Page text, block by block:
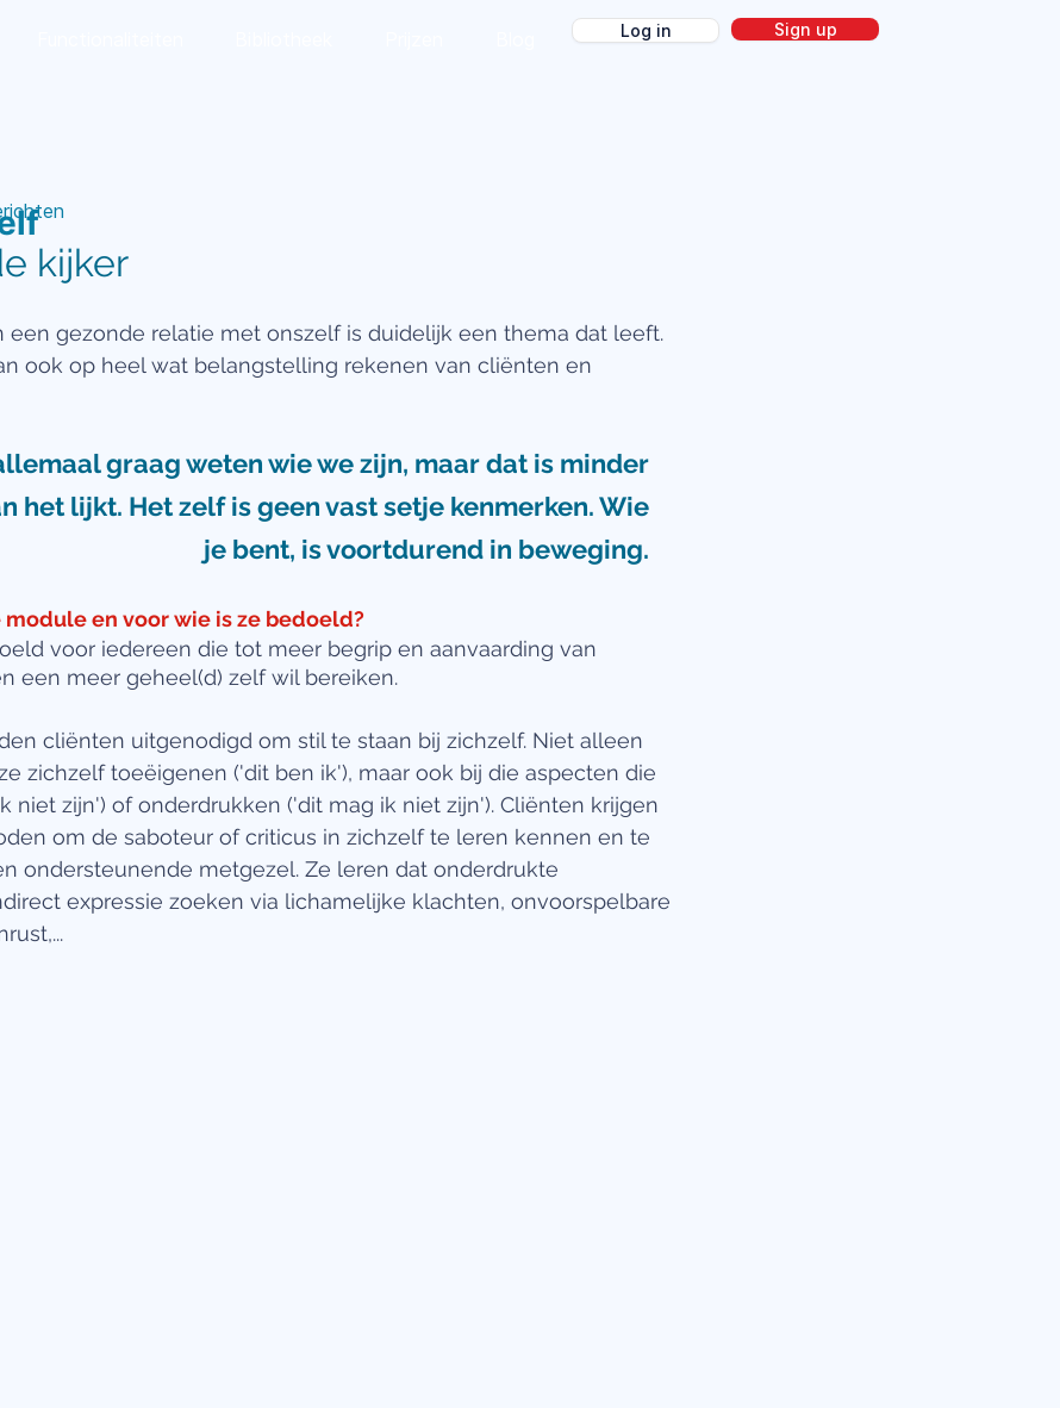
Log in Sign up
kijker
een gezonde relatie met onszelf is duidelijk een thema dat leeft.
ook op heel wat belangstelling rekenen van cliënten en
graag weten wie we zijn, maar dat is minder
het lijkt. Het zelf is geen vast setje kenmerken. Wie
je bent, is voortdurend in beweging.
en voor wie is ze bedoeld?
voor iedereen die tot meer begrip en aanvaarding van
een meer geheel(d) zelf wil bereiken.
cliënten uitgenodigd om stil te staan bij zichzelf. Niet alleen
zichzelf toeëigenen ('dit ben ik'), maar ook bij die aspecten die
niet zijn') of onderdrukken ('dit mag ik niet zijn'). Cliënten krijgen
om de saboteur of criticus in zichzelf te leren kennen en te
ondersteunende metgezel. Ze leren dat onderdrukte
expressie zoeken via lichamelijke klachten, onvoorspelbare